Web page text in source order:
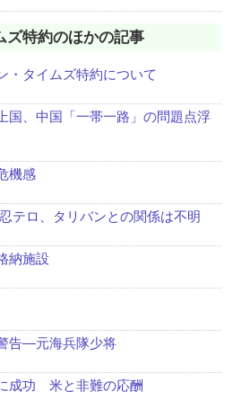
ズ特約のほかの記事
・タイムズ特約について
国、中国「一帯一路」の問題点浮
機感
テロ、タリバンとの関係は不明
納施設
告―元海兵隊少将
成功 米と非難の応酬